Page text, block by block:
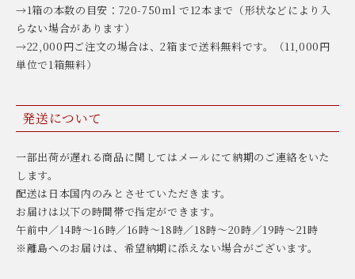
→1箱の本数の目安：720-750ml で12本まで（形状などにより入
らない場合があります）
→22,000円ご注文の場合は、2箱まで送料無料です。（11,000円
単位で1箱無料）
発送について
一部出荷が遅れる商品に関してはメールにて納期のご連絡をいた
します。
配送は日本国内のみとさせていただきます。
お届けは以下の時間帯で指定ができます。
午前中／14時〜16時／16時〜18時／18時〜20時／19時〜21時
※離島へのお届けは、希望納期に添えない場合がございます。